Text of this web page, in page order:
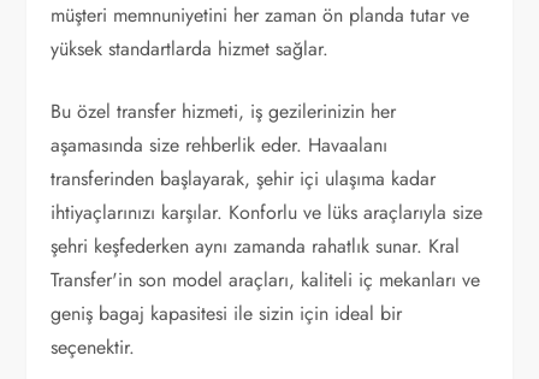
müşteri memnuniyetini her zaman ön planda tutar ve
yüksek standartlarda hizmet sağlar.
Bu özel transfer hizmeti, iş gezilerinizin her
aşamasında size rehberlik eder. Havaalanı
transferinden başlayarak, şehir içi ulaşıma kadar
ihtiyaçlarınızı karşılar. Konforlu ve lüks araçlarıyla size
şehri keşfederken aynı zamanda rahatlık sunar. Kral
Transfer'in son model araçları, kaliteli iç mekanları ve
geniş bagaj kapasitesi ile sizin için ideal bir
seçenektir.